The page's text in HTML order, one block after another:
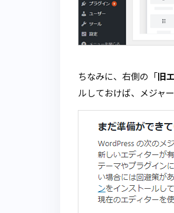
ちなみに、右側の「旧
ルしておけば、メジャ